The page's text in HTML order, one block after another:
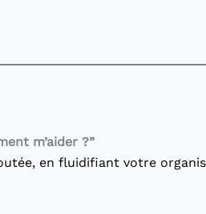
m’aider ?”
en fluidifiant votre